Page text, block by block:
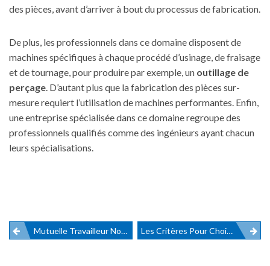
des pièces, avant d’arriver à bout du processus de fabrication.
De plus, les professionnels dans ce domaine disposent de
machines spécifiques à chaque procédé d’usinage, de fraisage
et de tournage, pour produire par exemple, un outillage de
perçage. D’autant plus que la fabrication des pièces sur-
mesure requiert l’utilisation de machines performantes. Enfin,
une entreprisespécialisée dans ce domaine regroupe des
professionnels qualifiés comme des ingénieurs ayant chacun
leurs spécialisations.
Navigation
Mutuelle Travailleur Non Salarié : Qui Est Concernée, Laquelle Choisir ? Les Critères Pour Choisir Votre Balance